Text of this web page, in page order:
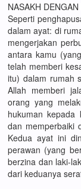
NASAKH
Seperti
dalam ayat: di
mengerjakan
antara kamu
telah memberi
itu) dalam rumah
Allah memberi
orang yang
hukuman kepada
dan memperbaiki
Kedua ayat ini
perawan (yang
berzina dan laki-
dari keduanya